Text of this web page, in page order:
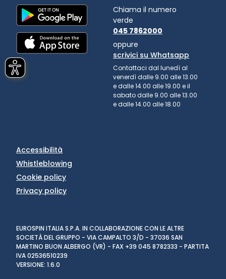
Chiama il numero
verde
045 7862000
oppure
scrivici su Whatsapp
Contattaci dal lunedì al
venerdì dalle 9.00 alle 13.00
e dalle 14.00 alle 19.00 e il
sabato dalle 9.00 alle 13.00
e dalle 14.00 alle 18.00
Accessibilità
Whistleblowing
Cookie policy
Privacy policy
EUROSPIN ITALIA S.P.A. IN COLLABORAZIONE CON LE ALTRE
SOCIETÀ DEL GRUPPO - VIA CAMPALTO 3/D - 37036 SAN
MARTINO BUON ALBERGO (VR) - FAX +39 045 8782333 - PARTITA
IVA 02536510239
VERSIONE: 1.6.0